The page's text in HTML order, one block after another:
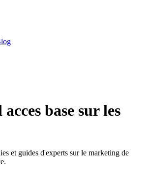
base sur les
et guides d'experts sur le marketing de